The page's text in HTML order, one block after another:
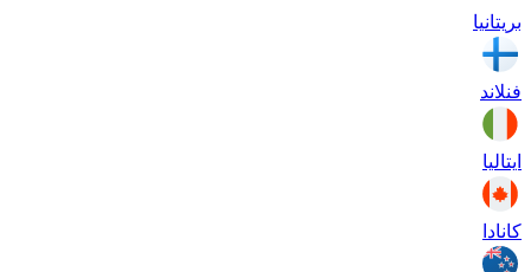
بریتانیا
فنلاند
ایتالیا
کانادا